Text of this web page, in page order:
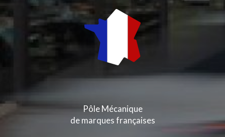
Pôle Mécanique
de marques françaises